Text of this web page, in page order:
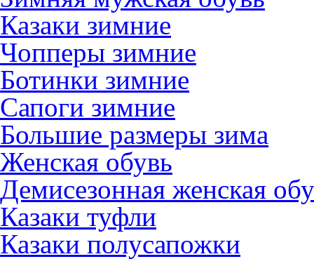
Казаки зимние
Чопперы зимние
Ботинки зимние
Сапоги зимние
Большие размеры зима
Женская обувь
Демисезонная женская
Казаки туфли
Казаки полусапожки